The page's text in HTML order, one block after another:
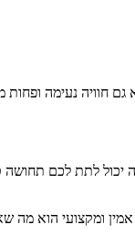
חוויה נעימה ופחות
לתת לכם תחושה
אמין ומקצועי הוא